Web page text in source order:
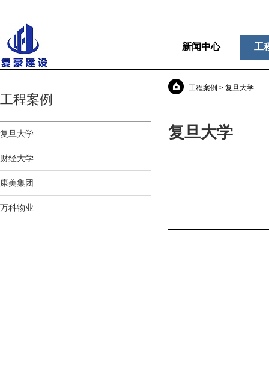
工
新闻中心
工程案例
复旦大学
财经大学
康美集团
万科物业
工程案例 > 复旦大学
复旦大学